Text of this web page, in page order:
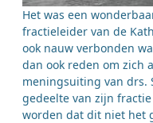
Het was een
fractieleider van de
ook nauw verbonden
dan ook reden om zich
meningsuiting van drs.
gedeelte van zijn
worden dat dit niet het